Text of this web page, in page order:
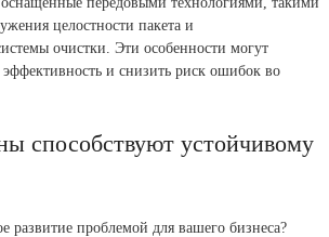
целостности пакета и
очистки. Эти особенности могут
эффективность и снизить риск ошибок во
способствуют устойчивому
развитие проблемой для вашего бизнеса?